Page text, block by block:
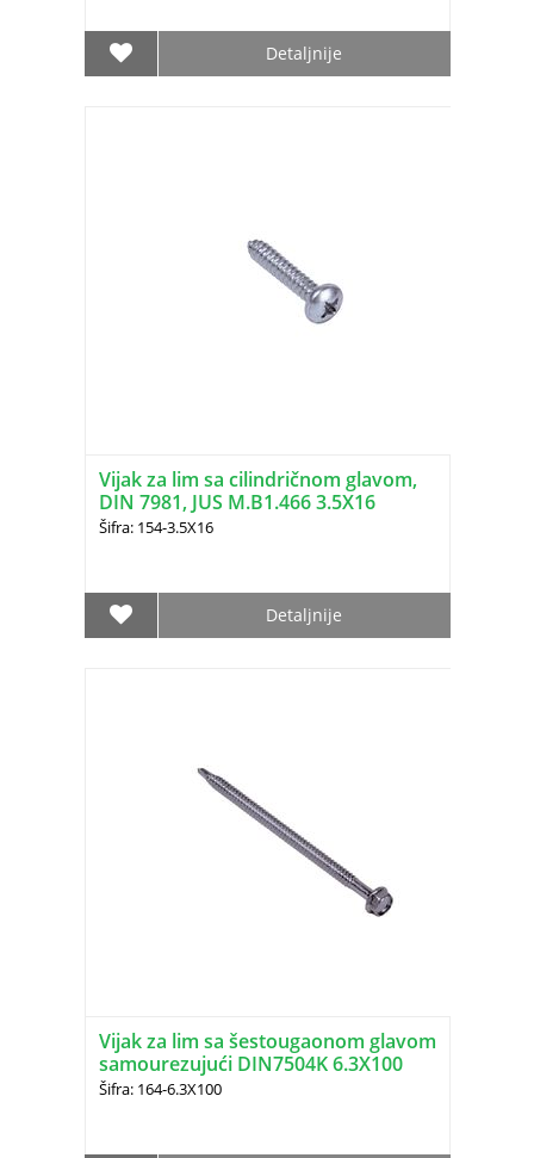
Detaljnije
Vijak za lim sa cilindričnom glavom,
DIN 7981, JUS M.B1.466 3.5X16
Šifra: 154-3.5X16
Detaljnije
Vijak za lim sa šestougaonom glavom
samourezujući DIN7504K 6.3X100
Šifra: 164-6.3X100